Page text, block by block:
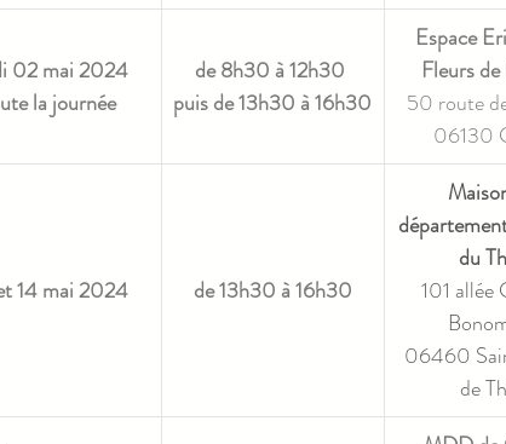
02 mai 2024
la journée
de 8h30 à 12h30
puis de 13h30 à 16h30
Espace
Fleurs
50 route
06130
14 mai 2024 de 13h30 à 16h30
du
101 allée
06460
de